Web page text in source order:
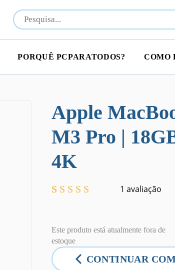
PORQUÊ PCPARATODOS? COMO
Apple
M3 Pro |
4K
em 5 com
base em
classificação
de
cliente
1 avaliação
Este produto está atualmente fora de
estoque
CONTINUAR